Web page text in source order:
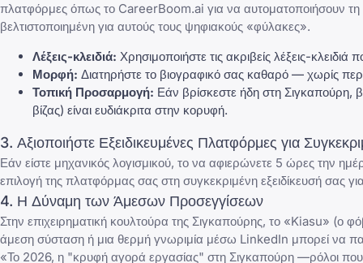
πλατφόρμες όπως το CareerBoom.ai για να αυτοματοποιήσουν
βελτιστοποιημένη για αυτούς τους ψηφιακούς «φύλακες».
Λέξεις-κλειδιά: Χρησιμοποιήστε τις ακριβείς λέξεις-
Μορφή: Διατηρήστε το βιογραφικό σας καθαρό — χωρίς
Τοπική Προσαρμογή: Εάν βρίσκεστε ήδη στη Σιγκαπούρη,
βίζας) είναι ευδιάκριτα στην κορυφή.
3. Αξιοποιήστε Εξειδικευμένες Πλατφόρμες για
Εάν είστε μηχανικός λογισμικού, το να αφιερώνετε 5 ώρες την
επιλογή της πλατφόρμας σας στη συγκεκριμένη εξειδίκευσή σας
4. Η Δύναμη των Άμεσων Προσεγγίσεων
Στην επιχειρηματική κουλτούρα της Σιγκαπούρης, το «Kiasu» (ο
άμεση σύσταση ή μια θερμή γνωριμία μέσω LinkedIn μπορεί να
«Το 2026, η "κρυφή αγορά εργασίας" στη Σιγκαπούρη —ρόλοι